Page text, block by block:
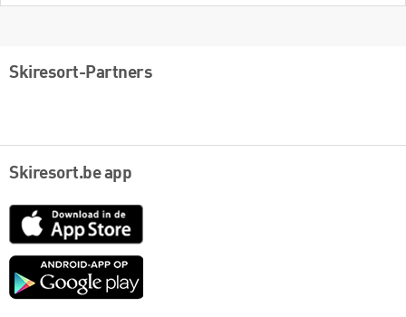
Skiresort-Partners
Skiresort.be app
App
Google